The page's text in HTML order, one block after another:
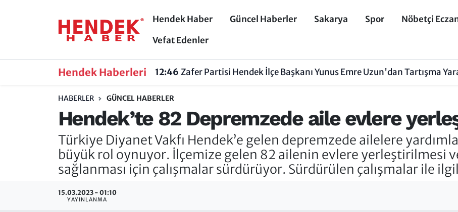
Hendek Haber Güncel Haberler Sakarya Spor
Nöbetçi
Vefat Edenler
Hendek Haberleri 12:46 Zafer Partisi Hendek İlçe Başkanı Yunus Emre Uzun'dan Tartışma
HABERLER GÜNCEL HABERLER
Hendek’te 82 Depremzede aile evlere
Türkiye Diyanet Vakfı Hendek’e gelen depremzede ailelere
büyük rol oynuyor. İlçemize gelen 82 ailenin evlere yerleştirilmesi
sağlanması için çalışmalar sürdürüyor. Sürdürülen çalışmalar ile
15.03.2023 - 01:10
YAYINLANMA
Hendek Haber
Nöbetçi Eczaneler
Vefat Edenler
Hendek Haber
Sakarya
Hakkında
Hendek Haber Reklam Servisi
Sakarya Nöbetçi Eczaneler
Süper Lig Puan Durumu ve Fikstür
Tüm Manşetler
Son Dakika Haberleri
Haber Arşivi